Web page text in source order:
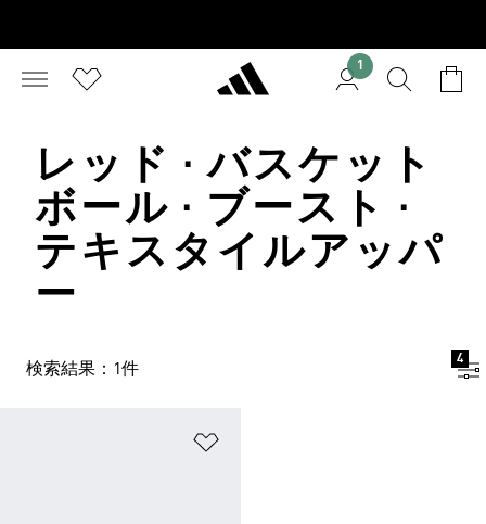
1
レッド · バスケット
ボール · ブースト ·
テキスタイルアッパ
ー
検索結果：1件
4